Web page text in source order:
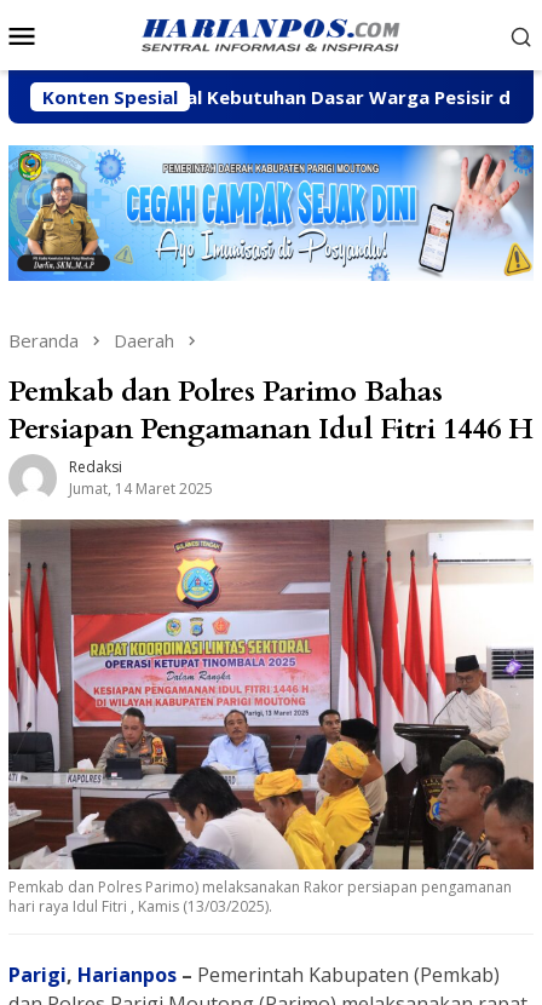
ke
Mobile
Konten Spesial
Kawal Kebutuhan Dasar Warga Pesisir di Tengah
Beranda Daerah
Pemkab dan Polres Parimo Bahas
Persiapan Pengamanan Idul Fitri 1446 H
Redaksi
Jumat, 14 Maret 2025
Pemkab dan Polres Parimo) melaksanakan Rakor persiapan pengamanan
hari raya Idul Fitri , Kamis (13/03/2025).
Parigi, Harianpos – Pemerintah Kabupaten (Pemkab)